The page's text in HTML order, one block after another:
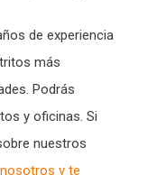
de experiencia
más
Podrás
y oficinas. Si
nuestros
y te